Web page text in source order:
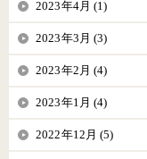
2023年4月 (1)
2023年3月 (3)
2023年2月 (4)
2023年1月 (4)
2022年12月 (5)